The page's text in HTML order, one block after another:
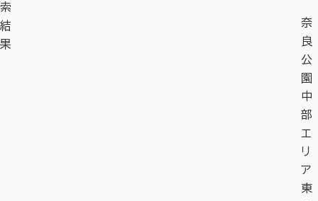
索
結
果
奈
良
公
園
中
部
エ
リ
ア
東